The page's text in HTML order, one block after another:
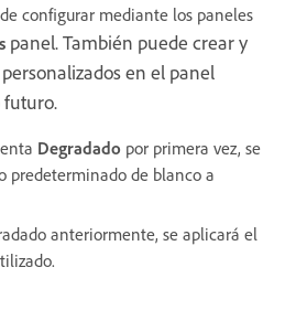
configurar mediante los paneles
panel. También puede crear y
en el panel
futuro.
Degradado por primera vez, se
predeterminado de blanco a
anteriormente, se aplicará el